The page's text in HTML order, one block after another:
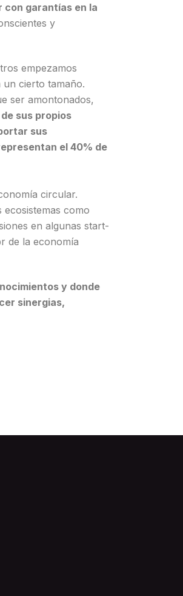
con garantías en la
y
empezamos
cierto tamaño.
ser amontonados,
sus propios
sus
el 40% de
circular.
como
en algunas start-
de la economía
y donde
sinergias,